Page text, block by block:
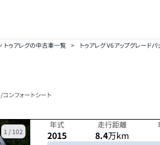
トゥアレグの中古車一覧 > トゥアレグ V6アップグレード
ンフォートシート
1 / 102
年式
2015
走行距離
8.4万km